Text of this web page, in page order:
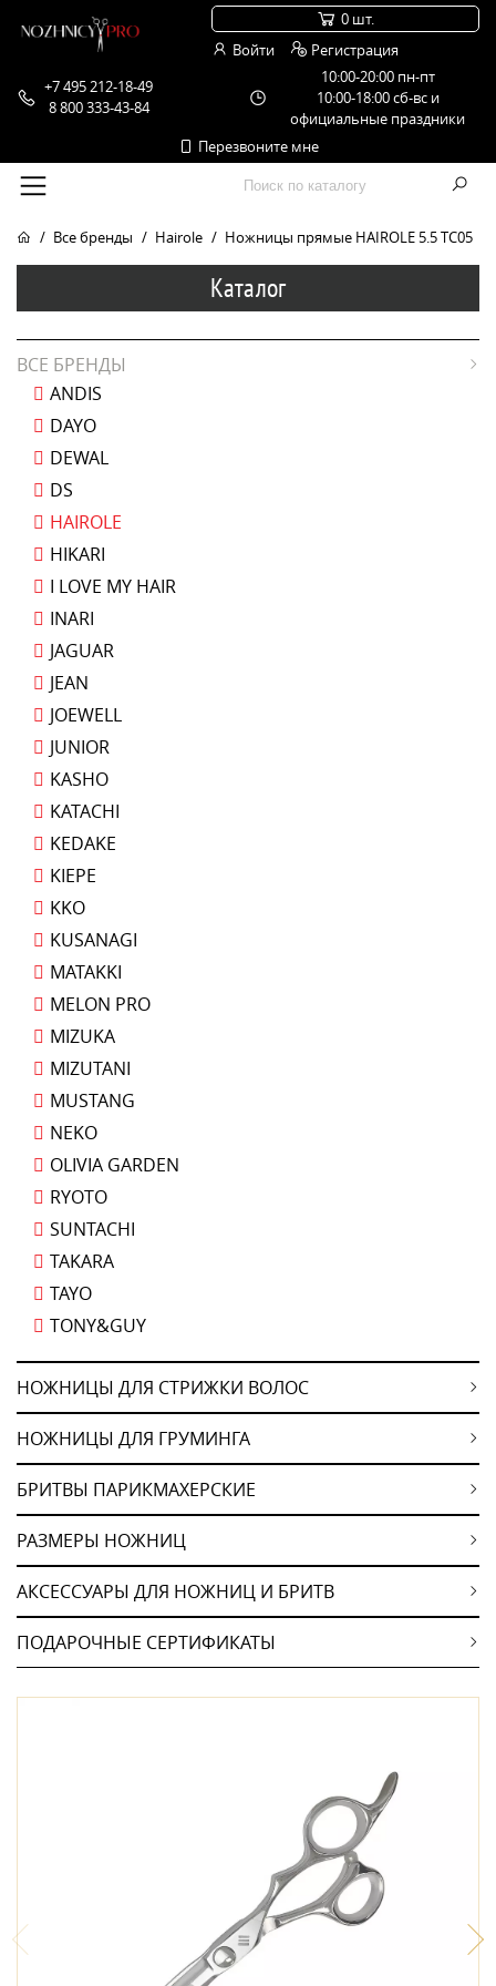
+7 495 212-18-49
8 800 333-43-84
10:00-20:00 пн-пт
10:00-18:00 сб-вс и
официальные праздники
Перезвоните мне
0 шт.
Войти
Регистрация
Все бренды Hairole Ножницы прямые HAIROLE 5.5 TC05
Каталог
ВСЕ БРЕНДЫ
ANDIS
DAYO
DEWAL
DS
HAIROLE
HIKARI
I LOVE MY HAIR
INARI
JAGUAR
JEAN
JOEWELL
JUNIOR
KASHO
KATACHI
KEDAKE
KIEPE
KKO
KUSANAGI
MATAKKI
MELON PRO
MIZUKA
MIZUTANI
MUSTANG
NEKO
OLIVIA GARDEN
RYOTO
SUNTACHI
TAKARA
TAYO
TONY&GUY
НОЖНИЦЫ ДЛЯ СТРИЖКИ ВОЛОС
НОЖНИЦЫ ДЛЯ ГРУМИНГА
БРИТВЫ ПАРИКМАХЕРСКИЕ
РАЗМЕРЫ НОЖНИЦ
АКСЕССУАРЫ ДЛЯ НОЖНИЦ И БРИТВ
ПОДАРОЧНЫЕ СЕРТИФИКАТЫ